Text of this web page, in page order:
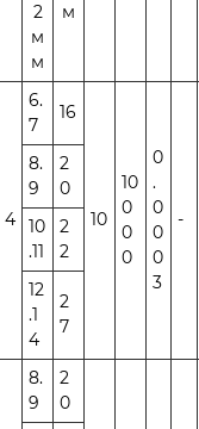
2
м
м
м
4
6.
7
16
10
10
0
0
0
0
.
0
0
0
3
-
8.
9
2
0
10
.11
2
2
12
.1
4
2
7
8.
9
2
0